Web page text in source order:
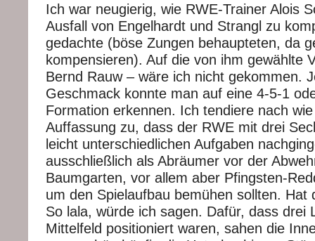
Ich war neugierig, wie RWE-Trainer Alois
Ausfall von Engelhardt und Strangl zu
gedachte (böse Zungen behaupteten, da
kompensieren). Auf die von ihm gewählte
Bernd Rauw – wäre ich nicht gekommen.
Geschmack konnte man auf eine 4-5-1
Formation erkennen. Ich tendiere nach
Auffassung zu, dass der RWE mit drei
leicht unterschiedlichen Aufgaben
ausschließlich als Abräumer vor der
Baumgarten, vor allem aber Pfingsten-
um den Spielaufbau bemühen sollten. Hat
So lala, würde ich sagen. Dafür, dass drei
Mittelfeld positioniert waren, sahen die